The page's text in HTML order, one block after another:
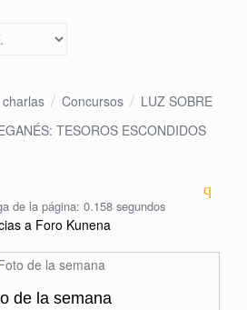
Concursos
LUZ SOBRE
TESOROS ESCONDIDOS
de la página: 0.158 segundos
a Foro Kunena
de la semana